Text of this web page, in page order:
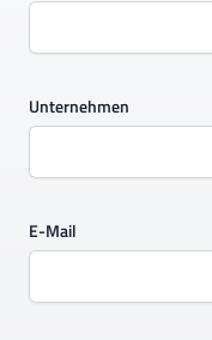
Unternehmen
E-Mail